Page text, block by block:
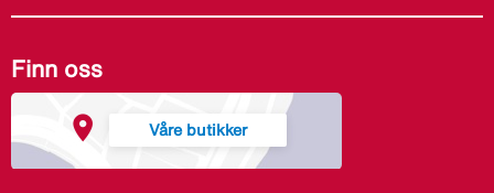
Finn oss
Våre butikker